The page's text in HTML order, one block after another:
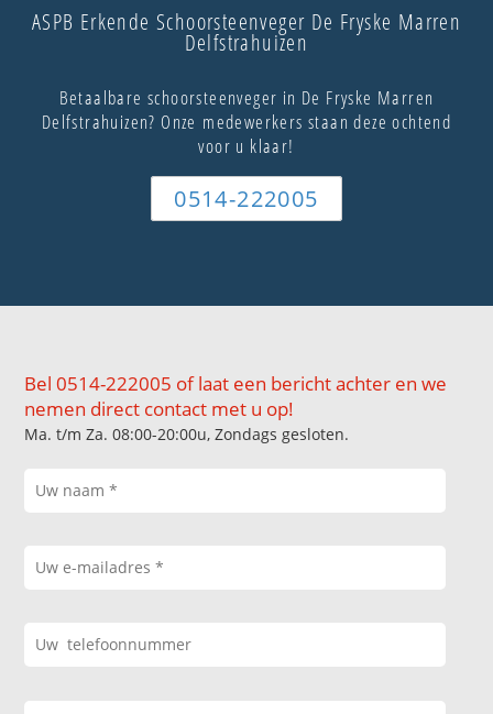
ASPB Erkende Schoorsteenveger De Fryske Marren
Delfstrahuizen
Betaalbare schoorsteenveger in De Fryske Marren
Delfstrahuizen? Onze medewerkers staan deze ochtend
voor u klaar!
0514-222005
Bel 0514-222005 of laat een bericht achter en we
nemen direct contact met u op!
Ma. t/m Za. 08:00-20:00u, Zondags gesloten.